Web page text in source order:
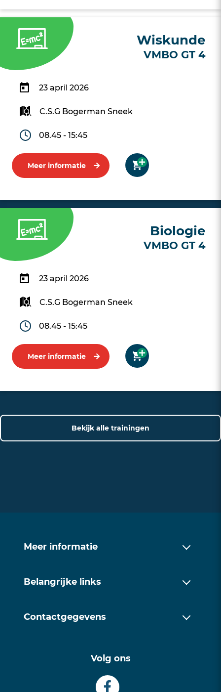
Wiskunde
VMBO GT 4
23 april 2026
C.S.G Bogerman Sneek
08.45 - 15:45
Meer informatie
Biologie
VMBO GT 4
23 april 2026
C.S.G Bogerman Sneek
08.45 - 15:45
Meer informatie
Bekijk alle trainingen
Meer informatie
Belangrijke links
Contactgegevens
info@examentrainingfriesland.com
Volg ons